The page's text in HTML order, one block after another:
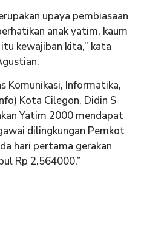
upaya pembiasaan
anak yatim, kaum
kewajiban kita,” kata
Komunikasi, Informatika,
Kota Cilegon, Didin S
Yatim 2000 mendapat
dilingkungan Pemkot
hari pertama gerakan
Rp 2.564000,”